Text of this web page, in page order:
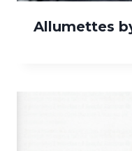
Allumettes